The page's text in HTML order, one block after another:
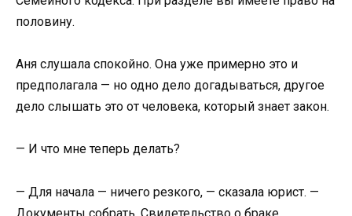
половину.
Аня слушала спокойно. Она уже примерно это и
предполагала — но одно дело догадываться, другое
дело слышать это от человека, который знает закон.
— И что мне теперь делать?
— Для начала — ничего резкого, — сказала юрист. —
Документы собрать. Свидетельство о браке,